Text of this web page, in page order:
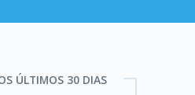
ÚLTIMOS 30 DIAS